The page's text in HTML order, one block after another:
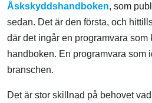
Åskskyddshandboken, som
sedan. Det är den första, och
där det ingår en programvara som
handboken. En programvara som
branschen.
Det är stor skillnad på behovet